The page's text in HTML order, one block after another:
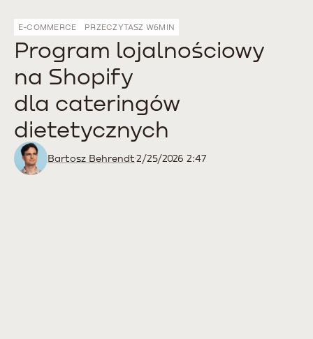
E-COMMERCE PRZECZYTASZ W6MIN
Program lojalnościowy
na Shopify
dla cateringów
dietetycznych
Bartosz Behrendt2/25/2026 2:47